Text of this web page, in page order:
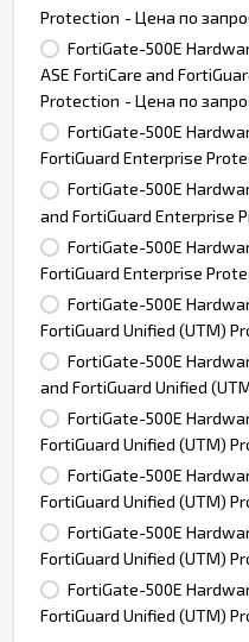
Protection - Цена по
FortiGate-500E
ASE FortiCare and
Protection - Цена по
FortiGate-500E
FortiGuard Enterprise
FortiGate-500E
and FortiGuard Enterprise
FortiGate-500E
FortiGuard Enterprise
FortiGate-500E
FortiGuard Unified (UTM)
FortiGate-500E
and FortiGuard Unified
FortiGate-500E
FortiGuard Unified (UTM)
FortiGate-500E
FortiGuard Unified (UTM)
FortiGate-500E
FortiGuard Unified (UTM)
FortiGate-500E
FortiGuard Unified (UTM)